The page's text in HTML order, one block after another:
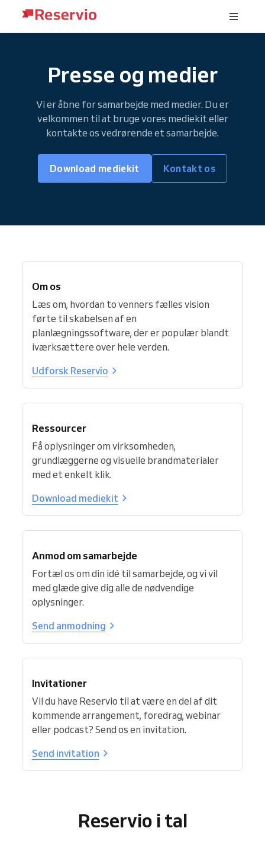
Presse og medier
Vi er åbne for samarbejde med medier. Du er
velkommen til at bruge vores mediekit eller
kontakte os vedrørende et samarbejde.
Download mediekit Kontakt os
Om os
Læs om, hvordan to venners fælles vision
førte til skabelsen af en
planlægningssoftware, der er populær blandt
iværksættere over hele verden.
Udforsk Reservio
Ressourcer
Få oplysninger om virksomheden,
grundlæggerne og visuelle brandmaterialer
med et enkelt klik.
Download mediekit
Anmod om samarbejde
Fortæl os om din idé til samarbejde, og vi vil
med glæde give dig alle de nødvendige
oplysninger.
Send anmodning
Invitationer
Vil du have Reservio til at være en del af dit
kommende arrangement, foredrag, webinar
eller podcast? Send os en invitation.
Send invitation
Reservio i tal